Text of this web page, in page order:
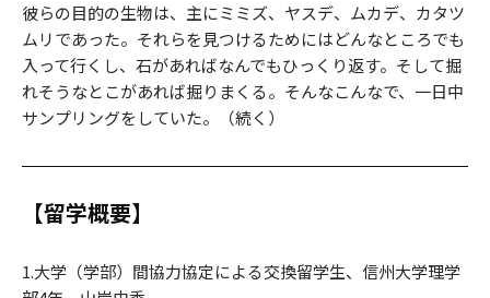
彼らの目的の生物は、主にミミズ、ヤスデ、ムカデ、カタツ
ムリであった。それらを見つけるためにはどんなところでも
入って行くし、石があればなんでもひっくり返す。そして掘
れそうなとこがあれば掘りまくる。そんなこんなで、一日中
サンプリングをしていた。（続く）
【留学概要】
1.大学（学部）間協力協定による交換留学生、信州大学理学